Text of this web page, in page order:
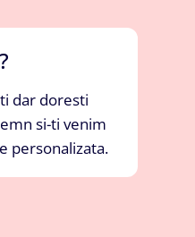
dar doresti
si-ti venim
personalizata.